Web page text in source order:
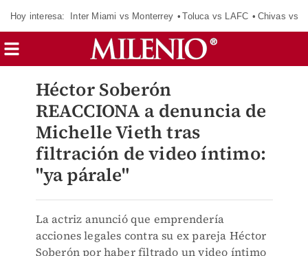
Hoy interesa: Inter Miami vs Monterrey Toluca vs LAFC Chivas vs
Héctor Soberón
REACCIONA a denuncia de
Michelle Vieth tras
filtración de video íntimo:
"ya párale"
La actriz anunció que emprendería
acciones legales contra su ex pareja Héctor
Soberón por haber filtrado un video íntimo